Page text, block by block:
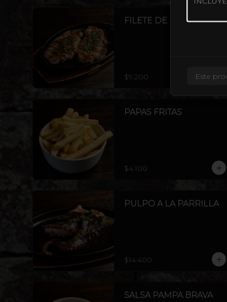
FILETE DE POLLO
$9.200
PAPAS FRITAS
$4.100
PULPO A LA PARRILLA
$14.400
SALSA PAMPA BRAVA
Este